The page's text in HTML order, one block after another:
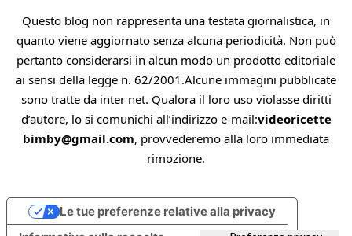
Questo blog non rappresenta una testata giornalistica, in
quanto viene aggiornato senza alcuna periodicità. Non può
pertanto considerarsi in alcun modo un prodotto editoriale
ai sensi della legge n. 62/2001.Alcune immagini pubblicate
sono tratte da inter net. Qualora il loro uso violasse diritti
d’autore, lo si comunichi all’indirizzo e-mail:videoricette
bimby@gmail.com, provvederemo alla loro immediata
rimozione.
Le tue preferenze relative alla privacy